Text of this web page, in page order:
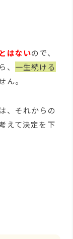
はないので、
、 一生続ける
ん。
、それからの
えて決定を下